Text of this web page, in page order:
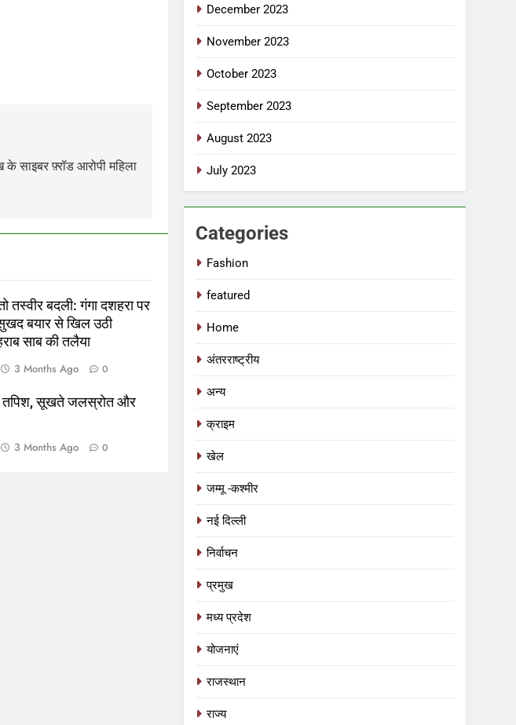
साइबर फ़्रॉड आरोपी महिला
तस्वीर बदली: गंगा दशहरा पर
बयार से खिल उठी
साब की तलैया
3 Months Ago 0
तपिश, सूखते जलस्रोत और
3 Months Ago 0
December 2023
November 2023
October 2023
September 2023
August 2023
July 2023
Categories
Fashion
featured
Home
अंतरराष्ट्रीय
अन्य
क्राइम
खेल
जम्मू -कश्मीर
नई दिल्ली
निर्वाचन
प्रमुख
मध्य प्रदेश
योजनाएं
राजस्थान
राज्य